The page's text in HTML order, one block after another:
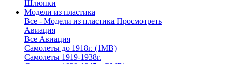
Шлюпки
Модели из пластика
Все - Модели из пластика Просмотреть
Авиация
Все Авиация
Самолеты до 1918г. (1МВ)
Самолеты 1919-1938г.